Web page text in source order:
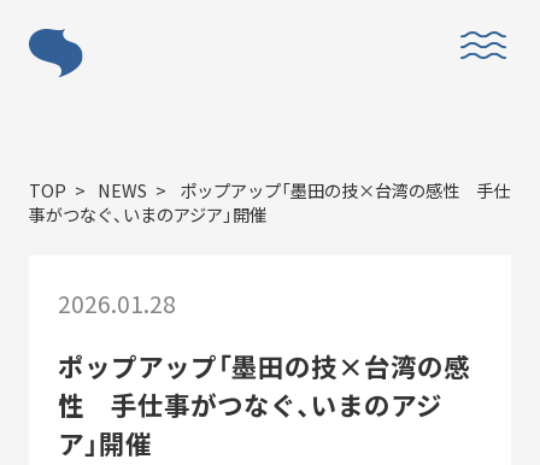
TOP NEWS
ポップアップ「墨田の技×台湾の感性 手仕
事がつなぐ、いまのアジア」開催
2026.01.28
ポップアップ「墨田の技×台湾の感
性 手仕事がつなぐ、いまのアジ
ア」開催